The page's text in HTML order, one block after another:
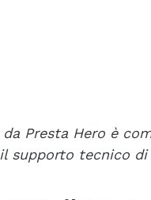
Presta Hero è
supporto tecnico di